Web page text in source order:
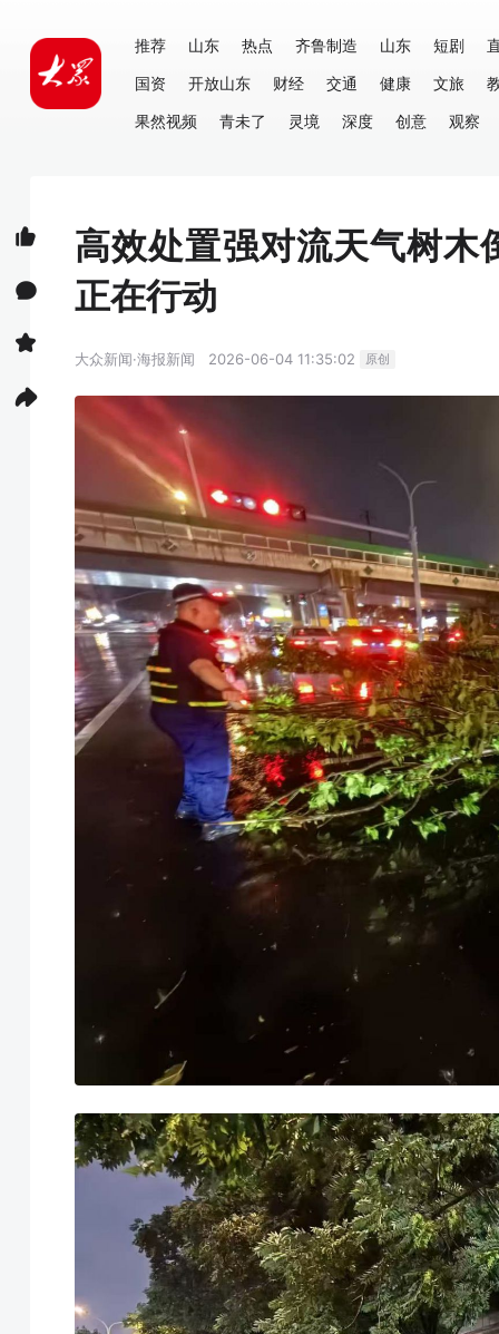
推荐 山东 热点 齐鲁制造 山东 短剧
国资
开放山东 财经 交通 健康 文旅
果然视频
青未了 灵境 深度 创意 观察
高效处置强对流天气树
正在行动
大众新闻·海报新闻 2026-06-04 11:35:02 原创